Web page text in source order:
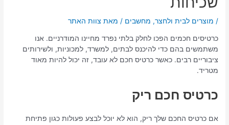
/ מוצרים לבית ולחצר, מחשבים / מאת צוות האתר
כרטיסים חכמים הפכו לחלק בלתי נפרד מחיינו המודרניים. אנו
משתמשים בהם כדי להיכנס לבתים, למשרד, למכוניות, ולשירותים
ציבוריים רבים. כאשר כרטיס חכם לא עובד, זה יכול להיות מאוד
מטריד.
כרטיס חכם ריק
אם כרטיס החכם שלך ריק, הוא לא יוכל לבצע פעולות כגון פתיחת